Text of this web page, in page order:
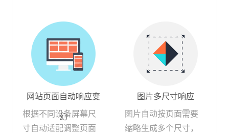
网站页面自动响应变
幻
根据不同设备屏幕尺
寸自动适配调整页面
图片多尺寸响应
图片自动按页面需要
缩略生成多个尺寸，